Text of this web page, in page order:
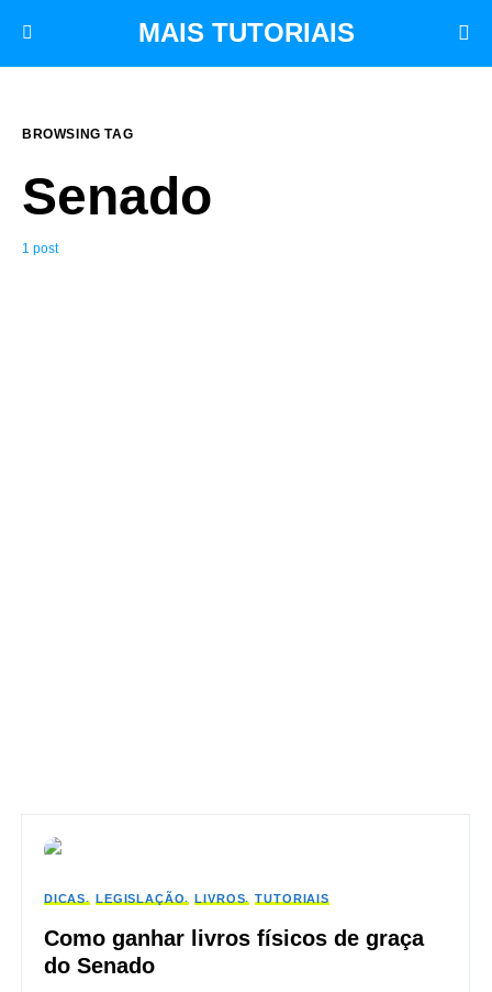
MAIS TUTORIAIS
BROWSING TAG
Senado
1 post
DICAS LEGISLAÇÃO LIVROS TUTORIAIS
Como ganhar livros físicos de graça
do Senado